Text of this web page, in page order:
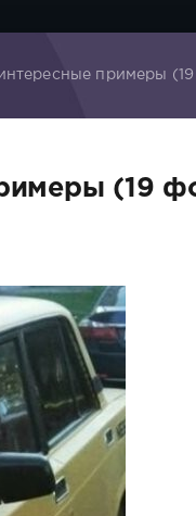
примеры
(19